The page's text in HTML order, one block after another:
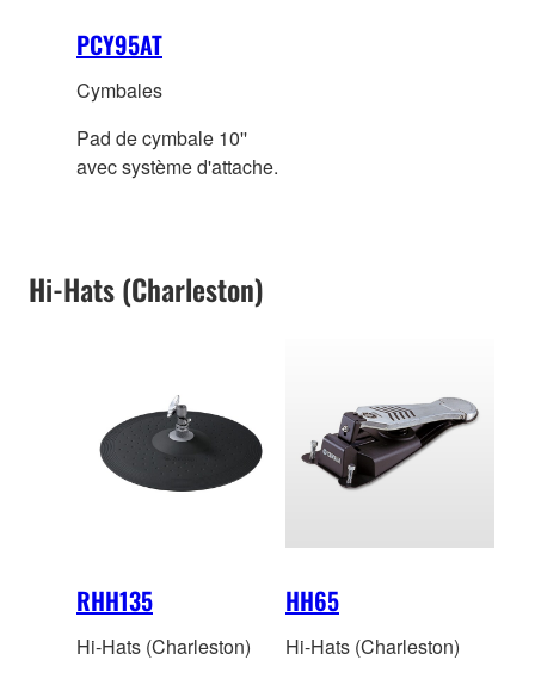
PCY95AT
Cymbales
Pad de cymbale 10''
avec système d'attache.
Hi-Hats (Charleston)
RHH135
Hi-Hats (Charleston)
HH65
Hi-Hats (Charleston)